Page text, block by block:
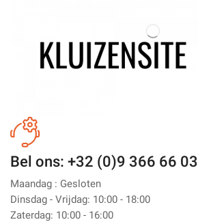
Bel ons: +32 (0)9 366 66 03
Maandag : Gesloten
Dinsdag - Vrijdag: 10:00 - 18:00
Zaterdag: 10:00 - 16:00